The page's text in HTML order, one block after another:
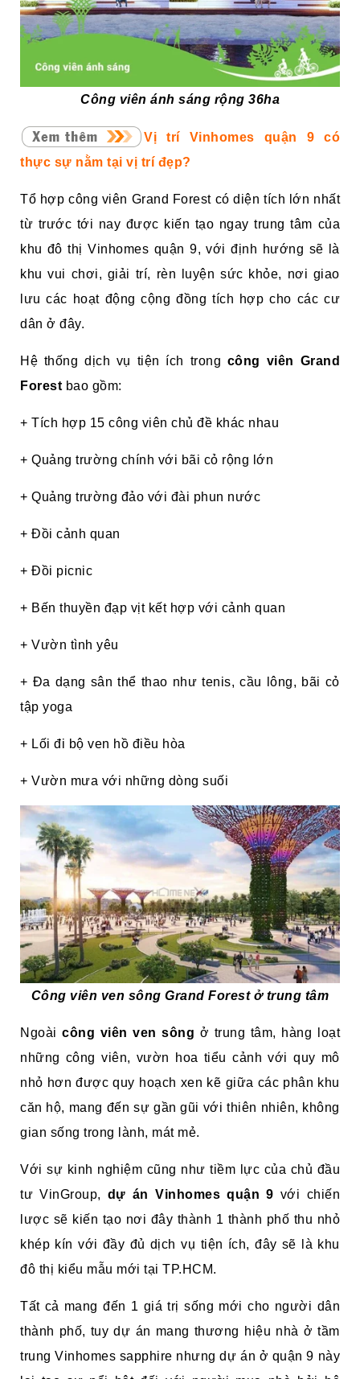
Công viên ánh sáng rộng 36ha
Vị trí Vinhomes quận 9 có
thực sự nằm tại vị trí đẹp?
Tổ hợp công viên Grand Forest có diện tích lớn nhất
từ trước tới nay được kiến tạo ngay trung tâm của
khu đô thị Vinhomes quận 9, với định hướng sẽ là
khu vui chơi, giải trí, rèn luyện sức khỏe, nơi giao
lưu các hoạt động cộng đồng tích hợp cho các cư
dân ở đây.
Hệ thống dịch vụ tiện ích trong công viên Grand
Forest bao gồm:
+ Tích hợp 15 công viên chủ đề khác nhau
+ Quảng trường chính với bãi cỏ rộng lớn
+ Quảng trường đảo với đài phun nước
+ Đồi cảnh quan
+ Đồi picnic
+ Bến thuyền đạp vịt kết hợp với cảnh quan
+ Vườn tình yêu
+ Đa dạng sân thể thao như tenis, cầu lông, bãi cỏ
tập yoga
+ Lối đi bộ ven hồ điều hòa
+ Vườn mưa với những dòng suối
Công viên ven sông Grand Forest ở trung tâm
Ngoàicông viên ven sông ở trung tâm, hàng loạt
những công viên, vườn hoa tiểu cảnh với quy mô
nhỏ hơn được quy hoạch xen kẽ giữa các phân khu
căn hộ, mang đến sự gần gũi với thiên nhiên, không
gian sống trong lành, mát mẻ.
Với sự kinh nghiệm cũng như tiềm lực của chủ đầu
tư VinGroup, dự án Vinhomes quận 9 với chiến
lược sẽ kiến tạo nơi đây thành 1 thành phố thu nhỏ
khép kín với đầy đủ dịch vụ tiện ích, đây sẽ là khu
đô thị kiểu mẫu mới tại TP.HCM.
Tất cả mang đến 1 giá trị sống mới cho người dân
thành phố, tuy dự án mang thương hiệu nhà ở tầm
trung Vinhomes sapphire nhưng dự án ở quận 9 này